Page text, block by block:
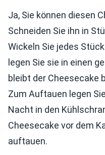
Ja, Sie können diesen
Schneiden Sie ihn in
Wickeln Sie jedes
legen Sie sie in einen
bleibt der Cheesecake
Zum Auftauen legen
Nacht in den
Cheesecake vor dem
auftauen.